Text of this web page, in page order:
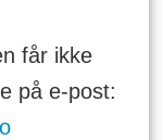
får ikke
på e-post: